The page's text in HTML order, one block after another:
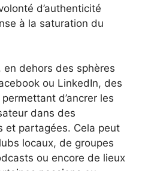
d’authenticité
à la saturation du
dehors des sphères
ou LinkedIn, des
d’ancrer les
dans des
et partagées. Cela peut
locaux, de groupes
ou encore de lieux